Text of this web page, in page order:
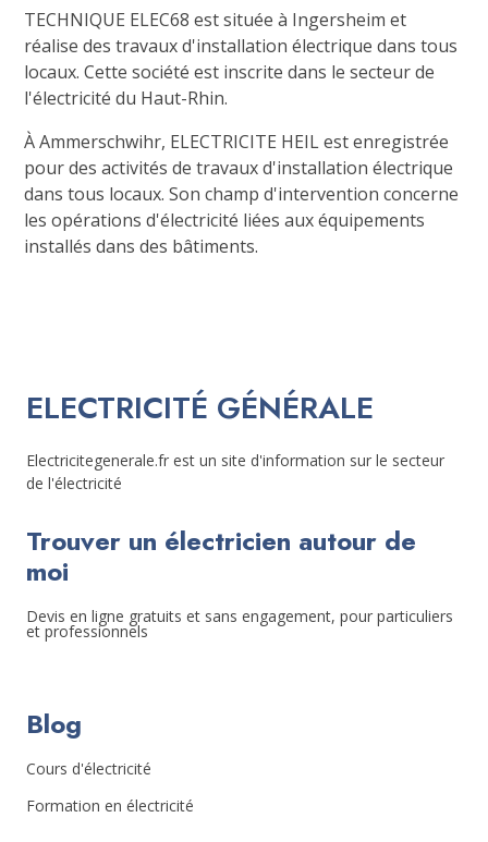
TECHNIQUE ELEC68 est située à Ingersheim et
réalise des travaux d'installation électrique dans tous
locaux. Cette société est inscrite dans le secteur de
l'électricité du Haut-Rhin.
À Ammerschwihr, ELECTRICITE HEIL est enregistrée
pour des activités de travaux d'installation électrique
dans tous locaux. Son champ d'intervention concerne
les opérations d'électricité liées aux équipements
installés dans des bâtiments.
ELECTRICITÉ GÉNÉRALE
Electricitegenerale.fr est un site d'information sur le secteur
de l'électricité
Trouver un électricien autour de
moi
Devis en ligne gratuits et sans engagement, pour particuliers
et professionnels
Blog
Cours d'électricité
Formation en électricité